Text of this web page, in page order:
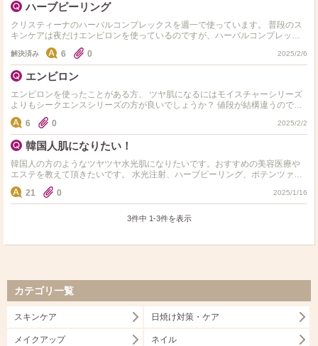
ハーブピーリング
クリスティーナのハーバルコンプレックスを週一で使っています。 普段のス
キンケアは夜だけエンビロンを使っているのですが、ハーバルコンプレック
ス後は避けた方が良いのでしょうか？ハーバルコンプレッ…
解決済み 6 0 2025/2/6
エンビロン
エンビロンを使ったことがある方、 ツヤ肌になるにはモイスチャーシリーズ
よりもシークエンスシリーズの方が良いでしょうか？ 値段が結構違うので悩
んでいます。
6 0 2025/2/2
韓国人肌になりたい！
韓国人の方のようなツヤツヤ水光肌になりたいです。おすすめの美容医療や
エステを教えて頂きたいです。 水光注射、ハーブピーリング、ポテンツァが
気になっています。
21 0 2025/1/16
3件中 1 -3件を表示
カテゴリ一覧
スキンケア 日焼け対策・ケア
メイクアップ ネイル